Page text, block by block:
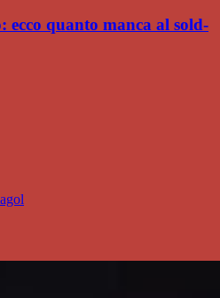
ecco quanto manca al sold-